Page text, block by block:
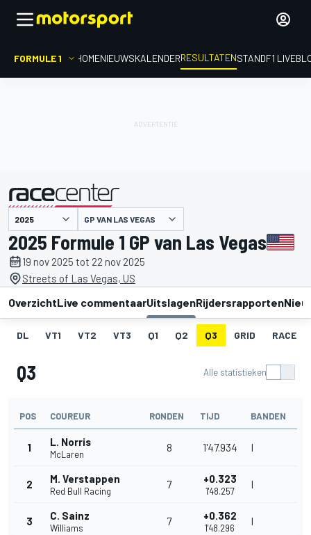
FORMULE 1 HOMENIEUWSKALENDERRESULTATENSTANDF1
gepresenteerd door GP VAN LAS VEGAS
2025 Formule 1 GP van Las Vegas
19 nov 2025 tot 22 nov 2025
Streets of Las Vegas, US
OverzichtLive commentaarUitslagenRijdersrapporten
DL VT1 VT2 VT3 Q1 Q2 Q3 GRID RACE
Q3 Alle statistieken
POS COUREUR RONDEN TIJD BANDEN
1 L. Norris
McLaren
8 1'47.934 I
2 M. Verstappen
Red Bull Racing
7 +0.323
1'48.257
I
3 C. Sainz
Williams
7 +0.362
1'48.296
I